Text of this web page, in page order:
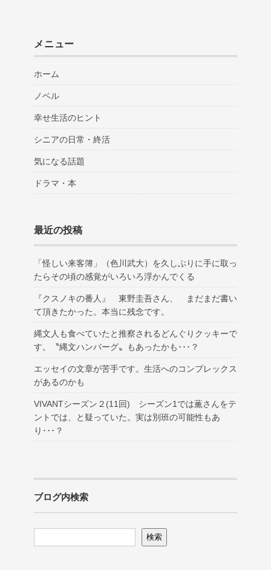
メニュー
ホーム
ノベル
幸せ生活のヒント
シニアの日常・終活
気になる話題
ドラマ・本
最近の投稿
「怪しい来客簿」（色川武大）を久しぶりに手に取っ
たらその頃の感覚がいろいろ浮かんでくる
『クスノキの番人』 東野圭吾さん、 まだまだ書い
て頂きたかった。本当に残念です。
縄文人も食べていたと推察されるどんぐりクッキーで
す。〝縄文ハンバーグ〟もあったかも･･･？
エッセイの文章が苦手です。生活へのコンプレックス
があるのかも
VIVANTシーズン２(11回) シーズン1では薫さんをテ
ントでは、と疑っていた。実は別班の可能性もあ
り･･･？
ブログ内検索
検索